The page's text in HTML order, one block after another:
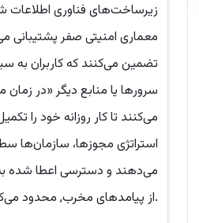
زیرساخت‌های فناوری اطلاعات
معماری امنیتی صفر
تضمین می‌کنند که کاربران به
سرورها یا منابع دیگر «در
می‌کنند تا کار روزانه خود را
استراتژی مجوزها، سازمان‌ها
می‌دهند و دسترسی اعطا شده
از پیامدهای مخرب, محدود می‌کنند.